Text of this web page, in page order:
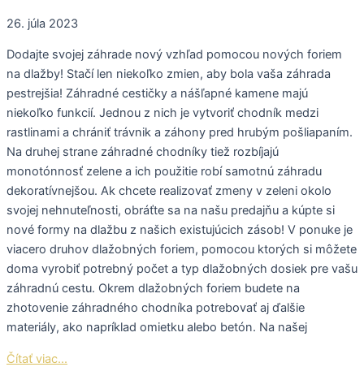
26. júla 2023
Dodajte svojej záhrade nový vzhľad pomocou nových foriem
na dlažby! Stačí len niekoľko zmien, aby bola vaša záhrada
pestrejšia! Záhradné cestičky a nášľapné kamene majú
niekoľko funkcií. Jednou z nich je vytvoriť chodník medzi
rastlinami a chrániť trávnik a záhony pred hrubým pošliapaním.
Na druhej strane záhradné chodníky tiež rozbíjajú
monotónnosť zelene a ich použitie robí samotnú záhradu
dekoratívnejšou. Ak chcete realizovať zmeny v zeleni okolo
svojej nehnuteľnosti, obráťte sa na našu predajňu a kúpte si
nové formy na dlažbu z našich existujúcich zásob! V ponuke je
viacero druhov dlažobných foriem, pomocou ktorých si môžete
doma vyrobiť potrebný počet a typ dlažobných dosiek pre vašu
záhradnú cestu. Okrem dlažobných foriem budete na
zhotovenie záhradného chodníka potrebovať aj ďalšie
materiály, ako napríklad omietku alebo betón. Na našej
Čítať viac...